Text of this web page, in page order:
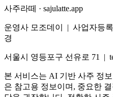
사주라떼 · sajulatte.app
운영사 모조데이 | 사업자등
경
서울시 영등포구 선유로 71 |
본 서비스는 AI 기반 사주 정
은 참고용 정보이며, 중요한